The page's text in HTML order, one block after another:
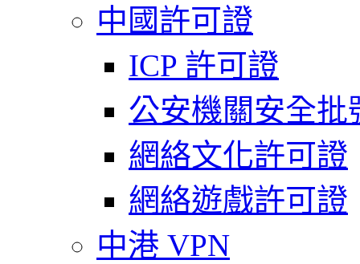
中國許可證
ICP 許可證
公安機關安全批
網絡文化許可證
網絡遊戲許可證
中港 VPN